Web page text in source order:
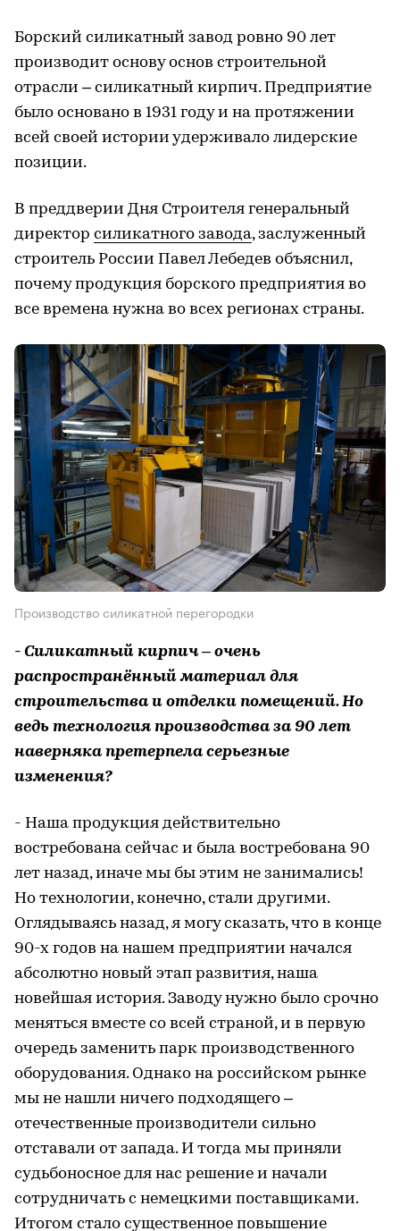
Борский силикатный завод ровно 90 лет
производит основу основ строительной
отрасли – силикатный кирпич. Предприятие
было основано в 1931 году и на протяжении
всей своей истории удерживало лидерские
позиции.
В преддверии Дня Строителя генеральный
директор силикатного завода, заслуженный
строитель России Павел Лебедев объяснил,
почему продукция борского предприятия во
все времена нужна во всех регионах страны.
Производство силикатной перегородки
- Силикатный кирпич – очень
распространённый материал для
строительства и отделки помещений. Но
ведь технология производства за 90 лет
наверняка претерпела серьезные
изменения?
- Наша продукция действительно
востребована сейчас и была востребована 90
лет назад, иначе мы бы этим не занимались!
Но технологии, конечно, стали другими.
Оглядываясь назад, я могу сказать, что в конце
90-х годов на нашем предприятии начался
абсолютно новый этап развития, наша
новейшая история. Заводу нужно было срочно
меняться вместе со всей страной, и в первую
очередь заменить парк производственного
оборудования. Однако на российском рынке
мы не нашли ничего подходящего –
отечественные производители сильно
отставали от запада. И тогда мы приняли
судьбоносное для нас решение и начали
сотрудничать с немецкими поставщиками.
Итогом стало существенное повышение